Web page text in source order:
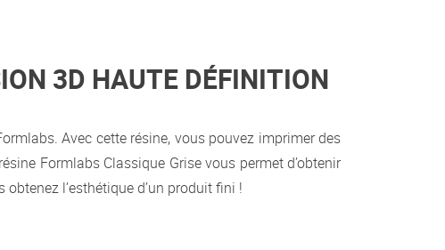
3D HAUTE DÉFINITION
Avec cette résine, vous pouvez imprimer des
Formlabs Classique Grise vous permet d’obtenir
l’esthétique d’un produit fini !